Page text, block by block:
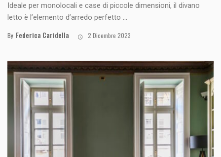
Ideale per monolocali e case di piccole dimensioni, il divano
letto è l’elemento d’arredo perfetto ...
By Federica Caridella 2 Dicembre 2023